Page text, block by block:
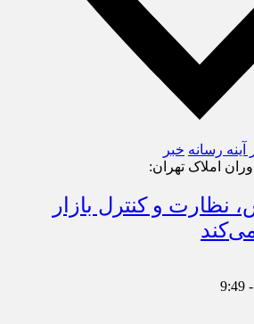
آینه رسانه خبر
املاک تهران:
نظارت و کنترل بازار